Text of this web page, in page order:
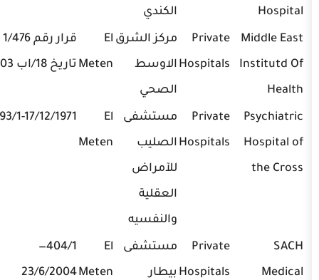
Private
Hospitals
مركز الشرق
الاوسط
Meten
قرار رقم 1/476
تاريخ 18/اب 2003
04/712111
Private
Hospitals
مستشفى
الصليب
للآمراض
Meten
693/1-17/12/1971
04/710224
Private
Hospitals
مستشفى
بيطار
Meten
404/1—
23/6/2004
01-682300